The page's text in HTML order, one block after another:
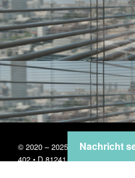
© 2020 – 2025 • ScreenLine
402 • D 81241 München
Nachricht